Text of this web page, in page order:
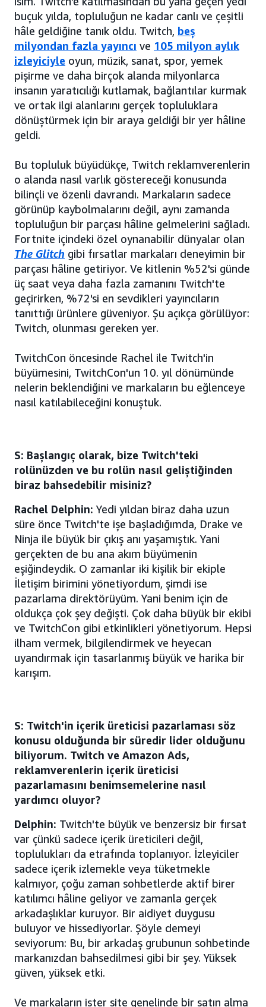
buçuk yılda, topluluğun ne kadar canlı ve çeşitli
hâle geldiğine tanık oldu. Twitch, beş
milyondan fazla yayıncı ve 105 milyon aylık
izleyiciyle oyun, müzik, sanat, spor, yemek
pişirme ve daha birçok alanda milyonlarca
insanın yaratıcılığı kutlamak, bağlantılar kurmak
ve ortak ilgi alanlarını gerçek topluluklara
dönüştürmek için bir araya geldiği bir yer hâline
geldi.
Bu topluluk büyüdükçe, Twitch reklamverenlerin
o alanda nasıl varlık göstereceği konusunda
bilinçli ve özenli davrandı. Markaların sadece
görünüp kaybolmalarını değil, aynı zamanda
topluluğun bir parçası hâline gelmelerini sağladı.
Fortnite içindeki özel oynanabilir dünyalar olan
The Glitch gibi fırsatlar markaları deneyimin bir
parçası hâline getiriyor. Ve kitlenin %52'si günde
üç saat veya daha fazla zamanını Twitch'te
geçirirken, %72'si en sevdikleri yayıncıların
tanıttığı ürünlere güveniyor. Şu açıkça görülüyor:
Twitch, olunması gereken yer.
TwitchCon öncesinde Rachel ile Twitch'in
büyümesini, TwitchCon'un 10. yıl dönümünde
nelerin beklendiğini ve markaların bu eğlenceye
nasıl katılabileceğini konuştuk.
S: Başlangıç olarak, bize Twitch'teki
rolünüzden ve bu rolün nasıl geliştiğinden
biraz bahsedebilir misiniz?
Rachel Delphin: Yedi yıldan biraz daha uzun
süre önce Twitch'te işe başladığımda, Drake ve
Ninja ile büyük bir çıkış anı yaşamıştık. Yani
gerçekten de bu ana akım büyümenin
eşiğindeydik. O zamanlar iki kişilik bir ekiple
İletişim birimini yönetiyordum, şimdi ise
pazarlama direktörüyüm. Yani benim için de
oldukça çok şey değişti. Çok daha büyük bir ekibi
ve TwitchCon gibi etkinlikleri yönetiyorum. Hepsi
ilham vermek, bilgilendirmek ve heyecan
uyandırmak için tasarlanmış büyük ve harika bir
karışım.
S: Twitch'in içerik üreticisi pazarlaması söz
konusu olduğunda bir süredir lider olduğunu
biliyorum. Twitch ve Amazon Ads,
reklamverenlerin içerik üreticisi
pazarlamasını benimsemelerine nasıl
yardımcı oluyor?
Delphin: Twitch'te büyük ve benzersiz bir fırsat
var çünkü sadece içerik üreticileri değil,
toplulukları da etrafında toplanıyor. İzleyiciler
sadece içerik izlemekle veya tüketmekle
kalmıyor, çoğu zaman sohbetlerde aktif birer
katılımcı hâline geliyor ve zamanla gerçek
arkadaşlıklar kuruyor. Bir aidiyet duygusu
buluyor ve hissediyorlar. Şöyle demeyi
seviyorum: Bu, bir arkadaş grubunun sohbetinde
markanızdan bahsedilmesi gibi bir şey. Yüksek
güven, yüksek etki.
Ve markaların ister site genelinde bir satın alma